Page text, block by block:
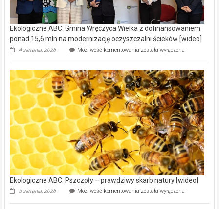
Ekologiczne ABC. Gmina Wręczyca Wielka z dofinansowaniem
ponad 15,6 mln na modernizację oczyszczalni ścieków [wideo]
4 sierpnia, 2026 Możliwość komentowania Ekologiczne
Wręczyca
Wielka
z
dofinansowaniem
ponad
15,6
mln
na
modernizację
oczyszczalni
ścieków
[wideo]
została wyłączona
Ekologiczne ABC. Pszczoły – prawdziwy skarb natury [wideo]
3 sierpnia, 2026 Możliwość komentowania Ekologiczne
została wyłączona